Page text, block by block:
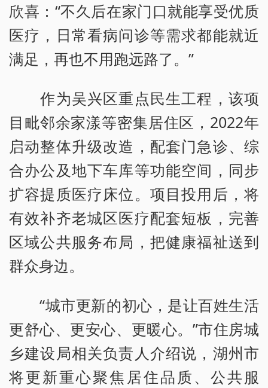
欣喜：“不久后在家门口就能享受优质
医疗，日常看病问诊等需求都能就近
满足，再也不用跑远路了。”
作为吴兴区重点民生工程，该项
目毗邻余家漾等密集居住区，2022年
启动整体升级改造，配套门急诊、综
合办公及地下车库等功能空间，同步
扩容提质医疗床位。项目投用后，将
有效补齐老城区医疗配套短板，完善
区域公共服务布局，把健康福祉送到
群众身边。
“城市更新的初心，是让百姓生活
更舒心、更安心、更暖心。”市住房城
乡建设局相关负责人介绍说，湖州市
将更新重心聚焦居住品质、公共服